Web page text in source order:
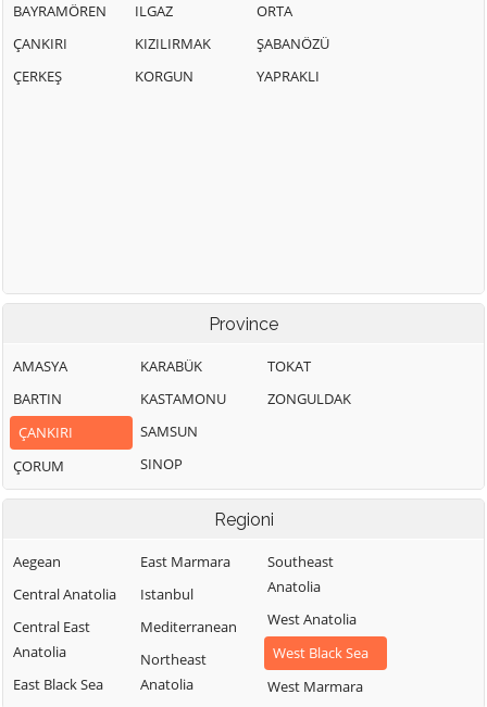
BAYRAMÖREN
ÇANKIRI
ÇERKEŞ
ILGAZ
KIZILIRMAK
KORGUN
ORTA
ŞABANÖZÜ
YAPRAKLI
Province
AMASYA
BARTIN
ÇANKIRI
ÇORUM
KARABÜK
KASTAMONU
SAMSUN
SINOP
TOKAT
ZONGULDAK
Regioni
Aegean
Central Anatolia
Central East
Anatolia
East Black Sea
East Marmara
Istanbul
Mediterranean
Northeast
Anatolia
Southeast
Anatolia
West Anatolia
West Black Sea
West Marmara